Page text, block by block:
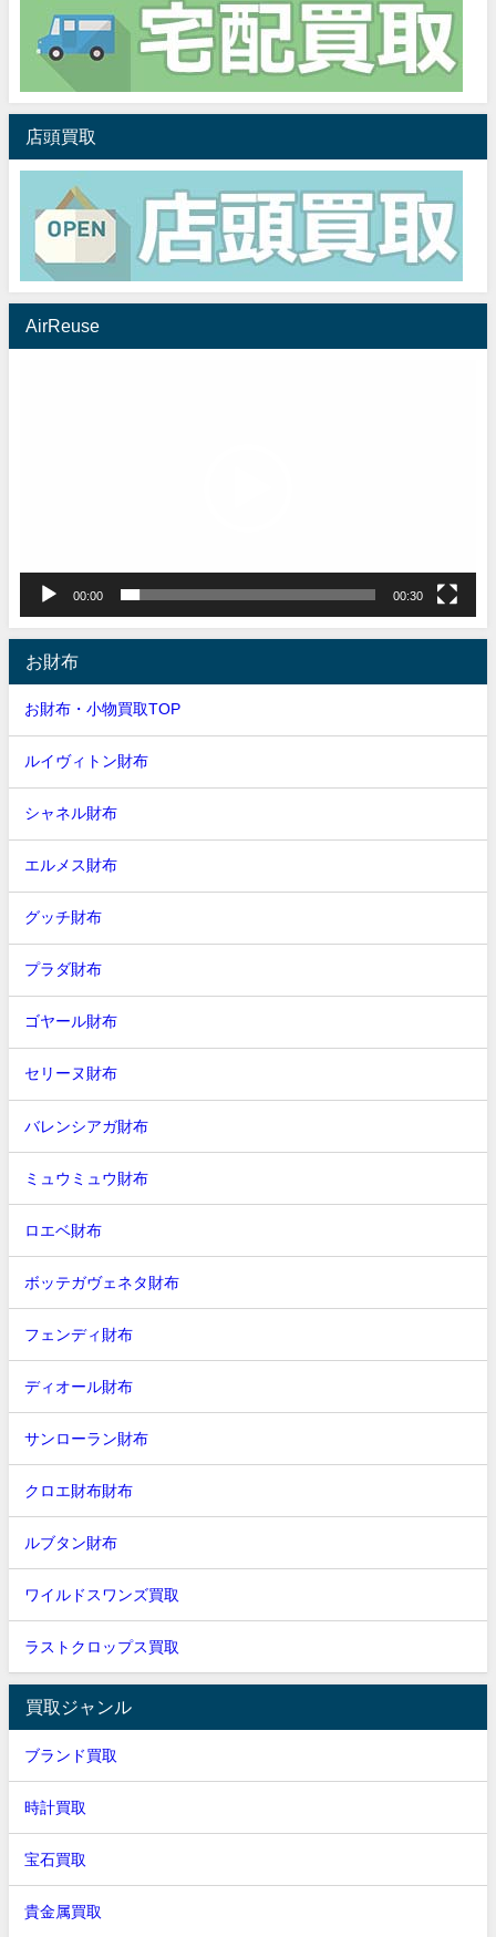
店頭買取
AirReuse
00:00 00:30
お財布
お財布・小物買取TOP
ルイヴィトン財布
シャネル財布
エルメス財布
グッチ財布
プラダ財布
ゴヤール財布
セリーヌ財布
バレンシアガ財布
ミュウミュウ財布
ロエベ財布
ボッテガヴェネタ財布
フェンディ財布
ディオール財布
サンローラン財布
クロエ財布財布
ルブタン財布
ワイルドスワンズ買取
ラストクロップス買取
買取ジャンル
ブランド買取
時計買取
宝石買取
貴金属買取